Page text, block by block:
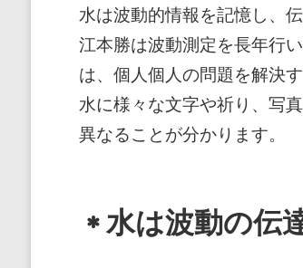
水は波動的情報を記憶し、伝
江本勝は波動測定を長年行
は、個人個人の問題を解決
水に様々な文字や祈り、写
異なることが分かります。
＊水は波動の伝